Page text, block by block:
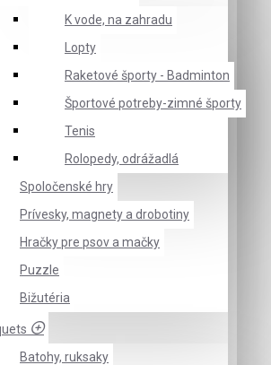
K vode, na zahradu
Lopty
Raketové športy - Badminton
Športové potreby-zimné športy
Tenis
Rolopedy, odrážadlá
Spoločenské hry
Prívesky, magnety a drobotiny
Hračky pre psov a mačky
Puzzle
Bižutéria
Batohy, ruksaky